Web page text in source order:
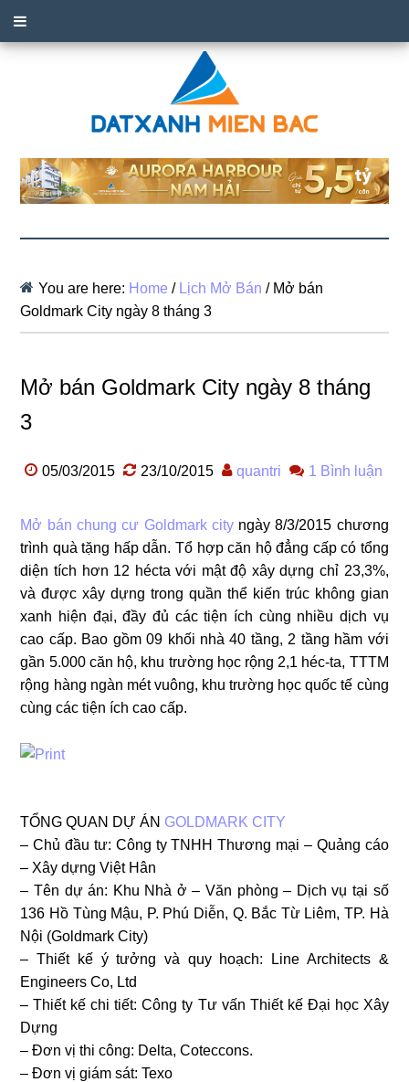
You are here: Home / Lịch Mở Bán /Mở bán
Goldmark City ngày 8 tháng 3
Mở bán Goldmark City ngày 8 tháng
3
05/03/2015 23/10/2015 quantri 1 Bình luận
Mở bán chung cư Goldmark cityngày 8/3/2015 chương
trình quà tặng hấp dẫn. Tổ hợp căn hộ đẳng cấp có tổng
diện tích hơn 12 hécta với mật độ xây dựng chỉ 23,3%,
và được xây dựng trong quần thể kiến trúc không gian
xanh hiện đại, đầy đủ các tiện ích cùng nhiều dịch vụ
cao cấp. Bao gồm 09 khối nhà 40 tầng, 2 tầng hầm với
gần 5.000 căn hộ, khu trường học rộng 2,1 héc-ta, TTTM
rộng hàng ngàn mét vuông, khu trường học quốc tế cùng
cùng các tiện ích cao cấp.
TỔNG QUAN DỰ ÁN GOLDMARK CITY
– Chủ đầu tư: Công ty TNHH Thương mại – Quảng cáo
– Xây dựng Việt Hân
– Tên dự án: Khu Nhà ở – Văn phòng – Dịch vụ tại số
136 Hồ Tùng Mậu, P. Phú Diễn, Q. Bắc Từ Liêm, TP. Hà
Nội (Goldmark City)
– Thiết kế ý tưởng và quy hoạch: Line Architects &
Engineers Co, Ltd
– Thiết kế chi tiết: Công ty Tư vấn Thiết kế Đại học Xây
Dựng
– Đơn vị thi công: Delta, Coteccons.
– Đơn vị giám sát: Texo